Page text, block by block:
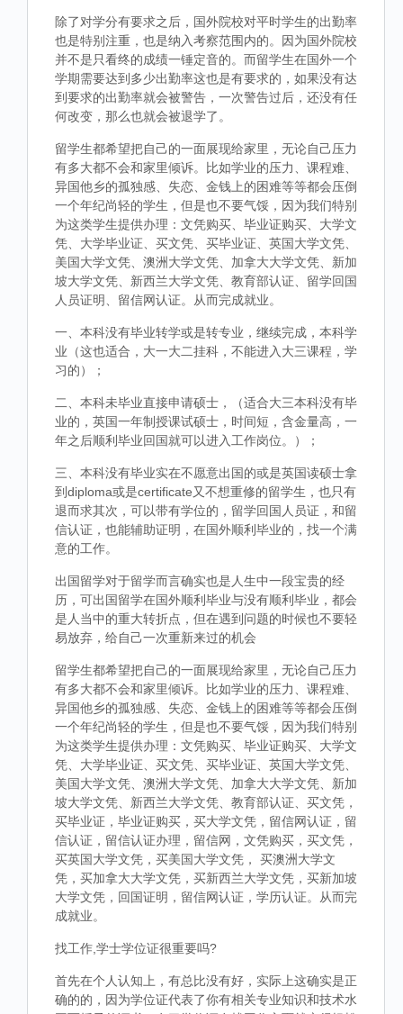
除了对学分有要求之后，国外院校对平时学生的出勤率
也是特别注重，也是纳入考察范围内的。因为国外院校
并不是只看终的成绩一锤定音的。而留学生在国外一个
学期需要达到多少出勤率这也是有要求的，如果没有达
到要求的出勤率就会被警告，一次警告过后，还没有任
何改变，那么也就会被退学了。
留学生都希望把自己的一面展现给家里，无论自己压力
有多大都不会和家里倾诉。比如学业的压力、课程难、
异国他乡的孤独感、失恋、金钱上的困难等等都会压倒
一个年纪尚轻的学生，但是也不要气馁，因为我们特别
为这类学生提供办理：文凭购买、毕业证购买、大学文
凭、大学毕业证、买文凭、买毕业证、英国大学文凭、
美国大学文凭、澳洲大学文凭、加拿大大学文凭、新加
坡大学文凭、新西兰大学文凭、教育部认证、留学回国
人员证明、留信网认证。从而完成就业。
一、本科没有毕业转学或是转专业，继续完成，本科学
业（这也适合，大一大二挂科，不能进入大三课程，学
习的）；
二、本科未毕业直接申请硕士，（适合大三本科没有毕
业的，英国一年制授课试硕士，时间短，含金量高，一
年之后顺利毕业回国就可以进入工作岗位。）；
三、本科没有毕业实在不愿意出国的或是英国读硕士拿
到diploma或是certificate又不想重修的留学生，也只有
退而求其次，可以带有学位的，留学回国人员证，和留
信认证，也能辅助证明，在国外顺利毕业的，找一个满
意的工作。
出国留学对于留学而言确实也是人生中一段宝贵的经
历，可出国留学在国外顺利毕业与没有顺利毕业，都会
是人当中的重大转折点，但在遇到问题的时候也不要轻
易放弃，给自己一次重新来过的机会
留学生都希望把自己的一面展现给家里，无论自己压力
有多大都不会和家里倾诉。比如学业的压力、课程难、
异国他乡的孤独感、失恋、金钱上的困难等等都会压倒
一个年纪尚轻的学生，但是也不要气馁，因为我们特别
为这类学生提供办理：文凭购买、毕业证购买、大学文
凭、大学毕业证、买文凭、买毕业证、英国大学文凭、
美国大学文凭、澳洲大学文凭、加拿大大学文凭、新加
坡大学文凭、新西兰大学文凭、教育部认证、买文凭，
买毕业证，毕业证购买，买大学文凭，留信网认证，留
信认证，留信认证办理，留信网，文凭购买，买文凭，
买英国大学文凭，买美国大学文凭， 买澳洲大学文
凭，买加拿大大学文凭，买新西兰大学文凭，买新加坡
大学文凭，回国证明，留信网认证，学历认证。从而完
成就业。
找工作,学士学位证很重要吗?
首先在个人认知上，有总比没有好，实际上这确实是正
确的的，因为学位证代表了你有相关专业知识和技术水